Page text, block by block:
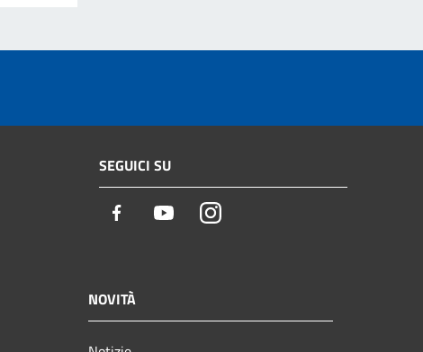
SEGUICI SU
Facebook YoutubeInstagram
NOVITÀ